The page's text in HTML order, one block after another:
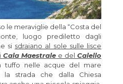
le meraviglie della “Costa del
luogo prediletto dagli
si sdraiano al sole sulle lisce
Cala Maestrale e delCalello
tuffo nelle acque del mare
la strada che dalla Chiesa